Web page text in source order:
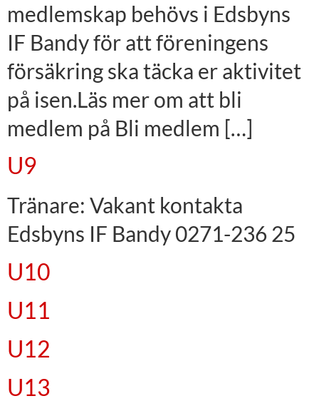
medlemskap behövs i Edsbyns
IF Bandy för att föreningens
försäkring ska täcka er aktivitet
på isen.Läs mer om att bli
medlem på Bli medlem […]
U9
Tränare: Vakant kontakta
Edsbyns IF Bandy 0271-236 25
U10
U11
U12
U13